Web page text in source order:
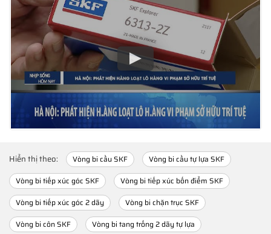
Hiển thị theo: Vòng bi cầu SKF
Vòng bi cầu tự lựa SKF
Vòng bi tiếp xúc góc SKF
Vòng bi tiếp xúc bốn điểm SKF
Vòng bi tiếp xúc góc 2 dãy
Vòng bi chặn trục SKF
Vòng bi côn SKF
Vòng bi tang trống 2 dãy tự lựa